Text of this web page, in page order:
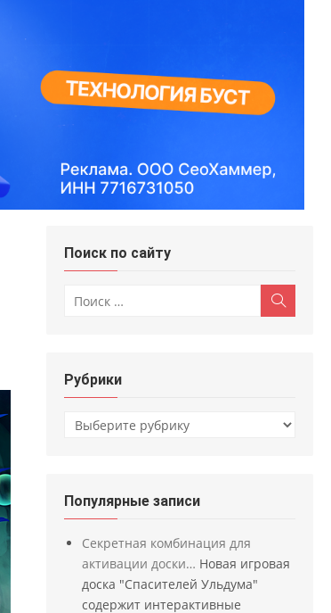
Поиск по сайту
Рубрики
Рубрики
Популярные записи
Секретная комбинация для
активации доски… Новая игровая
доска "Спасителей Ульдума"
содержит интерактивные